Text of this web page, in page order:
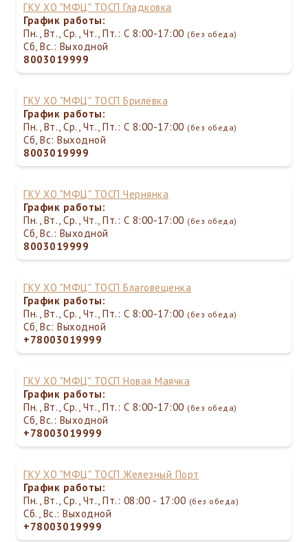
ГКУ ХО "МФЦ" ТОСП Гладковка
График работы:
Пн., Вт., Ср., Чт., Пт.: С 8:00-17:00 (без обеда)
Сб, Вс.: Выходной
8003019999
ГКУ ХО "МФЦ" ТОСП Брилёвка
График работы:
Пн., Вт., Ср., Чт., Пт.: С 8:00-17:00 (без обеда)
Сб, Вс: Выходной
8003019999
ГКУ ХО "МФЦ" ТОСП Чернянка
График работы:
Пн., Вт., Ср., Чт., Пт.: С 8:00-17:00 (без обеда)
Сб, Вс.: Выходной
8003019999
ГКУ ХО "МФЦ" ТОСП Благовещенка
График работы:
Пн., Вт., Ср., Чт., Пт.: С 8:00-17:00 (без обеда)
Сб, Вс: Выходной
+78003019999
ГКУ ХО "МФЦ" ТОСП Новая Маячка
График работы:
Пн., Вт., Ср., Чт., Пт.: С 8:00-17:00 (без обеда)
Сб, Вс.: Выходной
+78003019999
ГКУ ХО "МФЦ" ТОСП Железный Порт
График работы:
Пн., Вт., Ср., Чт., Пт.: 08:00 - 17:00 (без обеда)
Сб., Вс.: Выходной
+78003019999